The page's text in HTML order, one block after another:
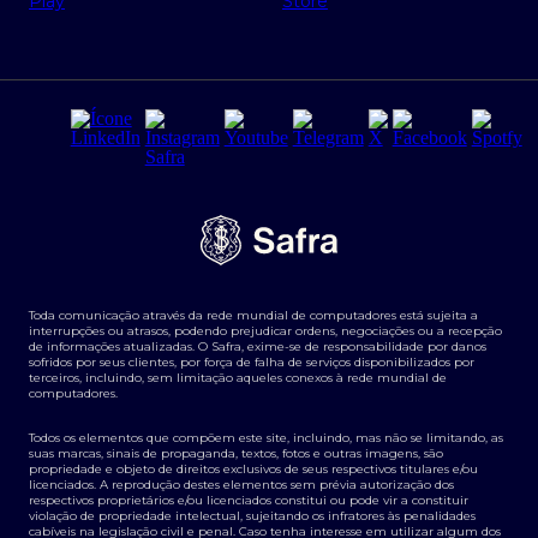
Regras e Parâmetros de Atuação Banco Safra
Segurança da Informação
Tarifas e serviços Pessoa Física
Transparência de remuneração
Termos e Condições para Portabilidade de Investimento
Derivativos
Agronegócios
Toda comunicação através da rede mundial de computadores está sujeita a
interrupções ou atrasos, podendo prejudicar ordens, negociações ou a recepção
de informações atualizadas. O Safra, exime-se de responsabilidade por danos
sofridos por seus clientes, por força de falha de serviços disponibilizados por
terceiros, incluindo, sem limitação aqueles conexos à rede mundial de
computadores.
Todos os elementos que compõem este site, incluindo, mas não se limitando, as
suas marcas, sinais de propaganda, textos, fotos e outras imagens, são
propriedade e objeto de direitos exclusivos de seus respectivos titulares e/ou
licenciados. A reprodução destes elementos sem prévia autorização dos
respectivos proprietários e/ou licenciados constitui ou pode vir a constituir
violação de propriedade intelectual, sujeitando os infratores às penalidades
cabíveis na legislação civil e penal. Caso tenha interesse em utilizar algum dos